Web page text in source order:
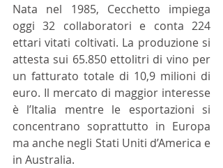
Nata nel 1985, Cecchetto impiega
oggi 32 collaboratori e conta 224
ettari vitati coltivati. La produzione si
attesta sui 65.850 ettolitri di vino per
un fatturato totale di 10,9 milioni di
euro. Il mercato di maggior interesse
è l’Italia mentre le esportazioni si
concentrano soprattutto in Europa
ma anche negli Stati Uniti d’America e
in Australia.